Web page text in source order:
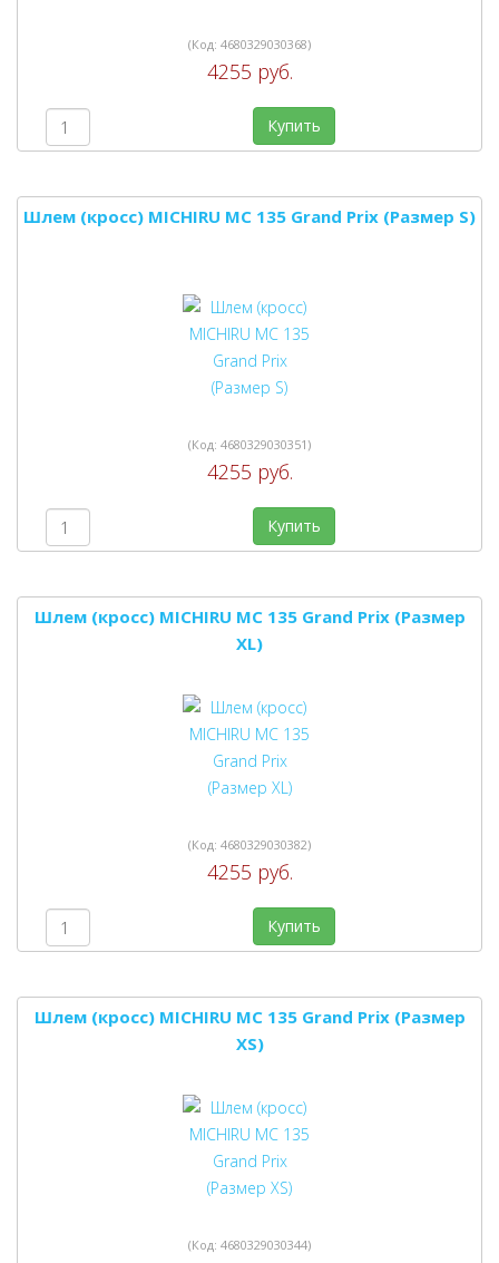
(Код: 4680329030368)
4255 руб.
Купить
Шлем (кросс) MICHIRU MC 135 Grand Prix (Размер S)
(Код: 4680329030351)
4255 руб.
Купить
Шлем (кросс) MICHIRU MC 135 Grand Prix (Размер
XL)
(Код: 4680329030382)
4255 руб.
Купить
Шлем (кросс) MICHIRU MC 135 Grand Prix (Размер
XS)
(Код: 4680329030344)